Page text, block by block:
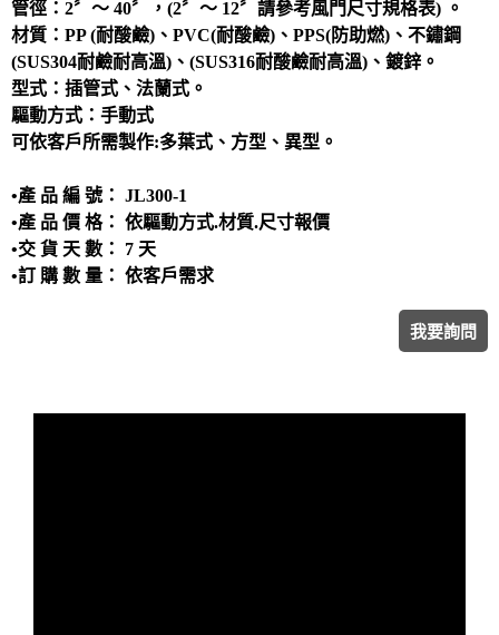
攪拌槽
耐酸鹼、防腐蝕設備、槽體、製品結構工程
管徑：2〞～ 40〞，(2〞～ 12〞 請參考風門尺寸規格表) 。
材質：PP (耐酸鹼)、PVC(耐酸鹼)、PPS(防助燃)、不鏽鋼
(SUS304耐鹼耐高溫)、(SUS316耐酸鹼耐高溫)、鍍鋅。
型式：插管式、法蘭式。
驅動方式：手動式
可依客戶所需製作:多葉式、方型、異型。
•產 品 編 號： JL300-1
•產 品 價 格： 依驅動方式.材質.尺寸報價
•交 貨 天 數： 7 天
•訂 購 數 量： 依客戶需求
我要詢問